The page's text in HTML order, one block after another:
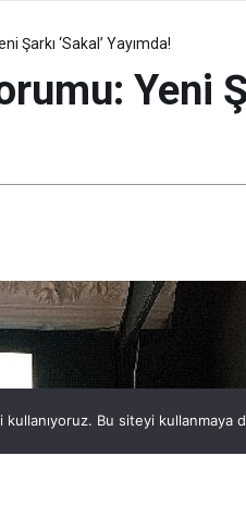
Şarkı ‘Sakal’ Yayımda!
Yeni
Bu siteyi kullanmaya